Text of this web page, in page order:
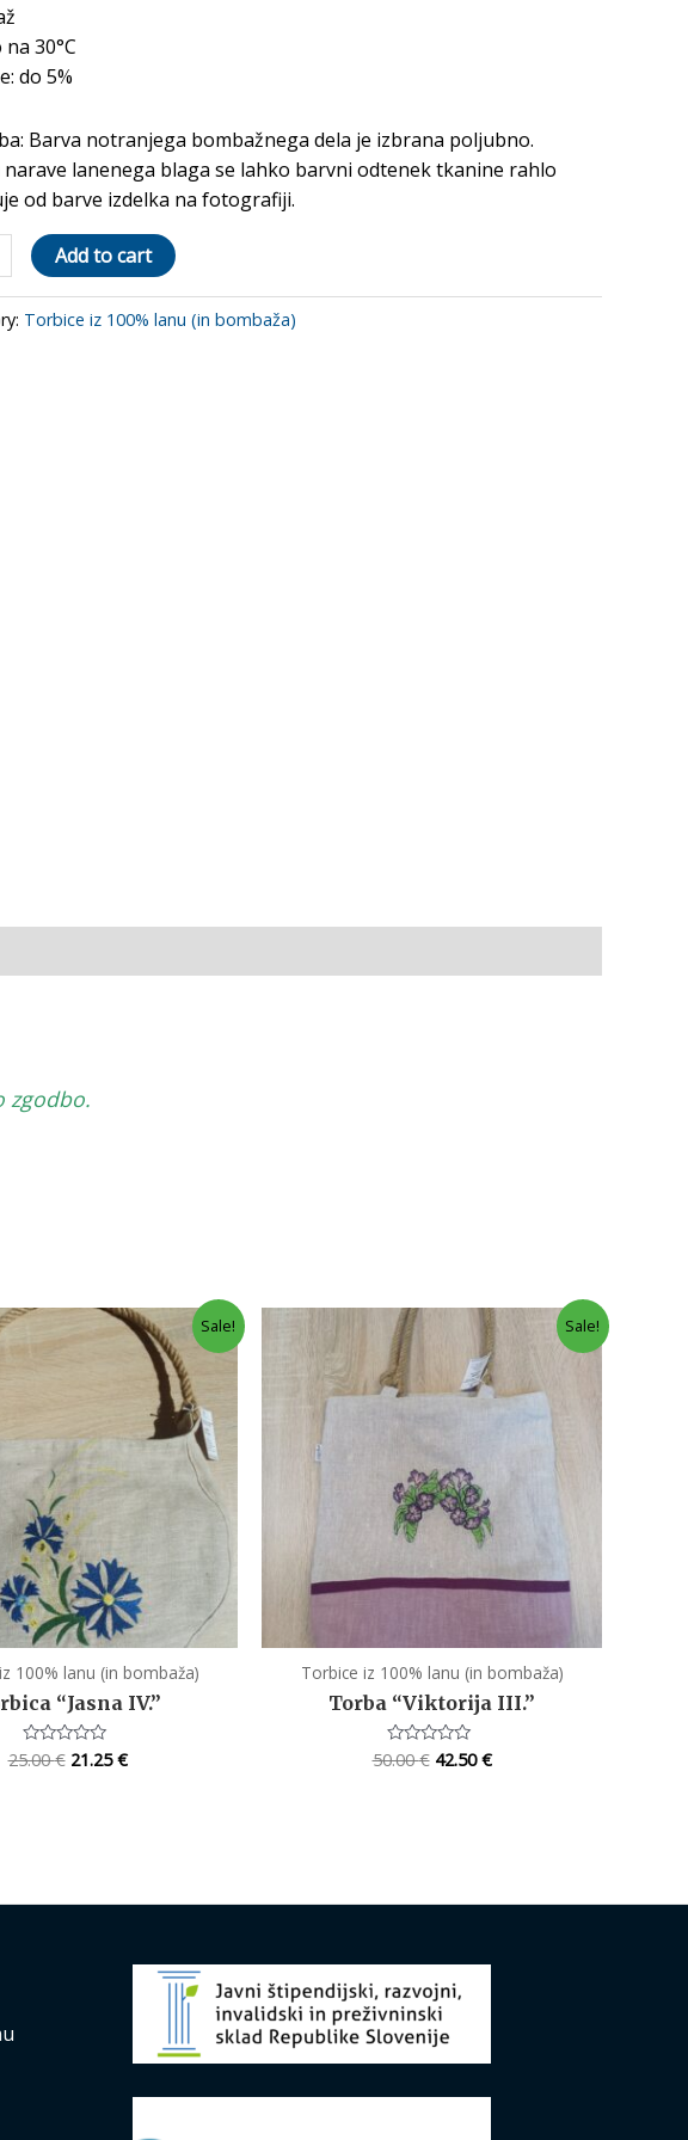
30°C
do 5%
Barva notranjega bombažnega dela je izbrana poljubno.
narave lanenega blaga se lahko barvni odtenek tkanine rahlo
od barve izdelka na fotografiji.
Add to cart
Torbice iz 100% lanu (in bombaža)
zgodbo.
Sale!
100% lanu (in bombaža)
“Jasna IV.”
Rated
0
25.00€ 21.25€
Sale!
Torbice iz 100% lanu (in bombaža)
Torba “Viktorija III.”
Rated
0
50.00€ 42.50€